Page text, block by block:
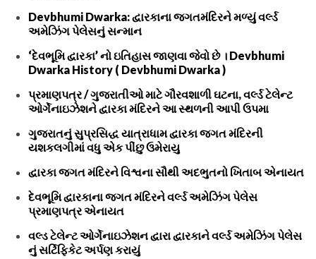
Devbhumi Dwarka: દ્વારકાના જગતમંદિરને મળ્યું વર્લ્ડ
અમેઝિંગ પેલેસનું સન્માન
‘દેવભૂમિ દ્વારકા’ નો ઇતિહાસ જાણવા જેવો છે । Devbhumi
Dwarka History ( Devbhumi Dwarka )
પ્રમાણપત્ર / ગુજરાતીઓ માટે ગૌરવશાળી ઘટના, વર્લ્ડ ટેલેન્ટ
ઓર્ગેનાઇઝેશને દ્વારકા મંદિરને આ સ્થળની આપી ઉપમા
ગુજરાતનું સુપ્રસિદ્ધ યાત્રાધામ દ્વારકા જગત મંદિરની
યશકલગીમાં વધુ એક પીંછુ ઉમેરાયુ
દ્વારકા જગત મંદિરને વિશ્વના સૌથી અદભુતનો ખિતાબ એનાયત
દેવભૂમિ દ્વારકાના જગત મંદિરને વર્લ્ડ અમેઝિંગ પેલેસ
પ્રમાણપત્ર એનાયત
વલ્ડ ટેલેન્ટ ઓર્ગેનાઇઝેશન દ્વારા દ્વારકાને વર્લ્ડ અમેઝિંગ પેલેસ
નું સર્ટિફિકેટ અર્પણ કરાયું